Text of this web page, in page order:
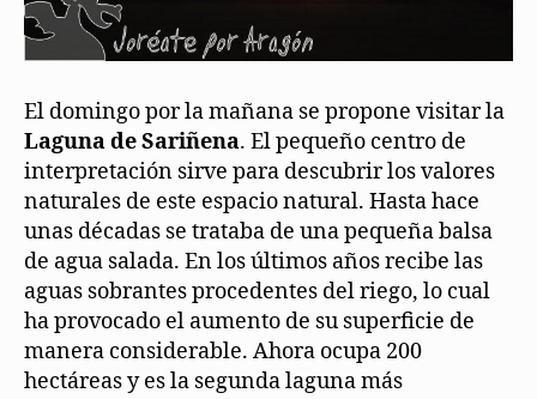
El domingo por la mañana se propone visitar la
Laguna de Sariñena. El pequeño centro de
interpretación sirve para descubrir los valores
naturales de este espacio natural. Hasta hace
unas décadas se trataba de una pequeña balsa
de agua salada. En los últimos años recibe las
aguas sobrantes procedentes del riego, lo cual
ha provocado el aumento de su superficie de
manera considerable. Ahora ocupa 200
hectáreas y es la segunda laguna más